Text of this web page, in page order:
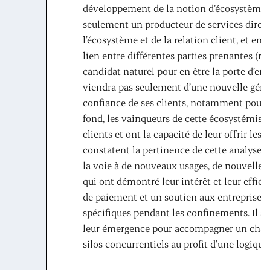
développement de la notion
seulement un producteur de services
l’écosystème et de la relation client, et
lien entre différentes parties prenantes
candidat naturel pour en être la porte
viendra pas seulement d’une nouvelle
confiance de ses clients, notamment
fond, les vainqueurs de cette
clients et ont la capacité de leur offrir
constatent la pertinence de cette
la voie à de nouveaux usages, de
qui ont démontré leur intérêt et leur
de paiement et un soutien aux
spécifiques pendant les confinements.
leur émergence pour accompagner un
silos concurrentiels au profit d’une